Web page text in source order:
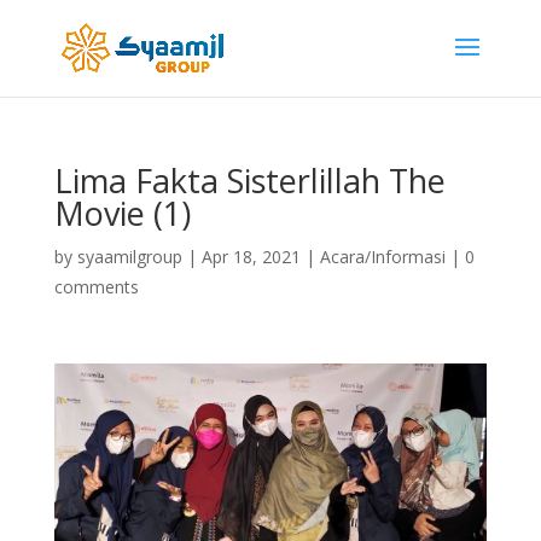
Lima Fakta Sisterlillah The
Movie (1)
by syaamilgroup | Apr 18, 2021 | Acara/Informasi | 0
comments